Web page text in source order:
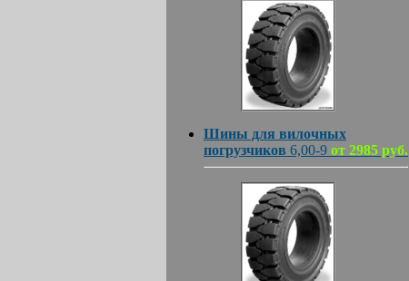
Шины для вилочных
погрузчиков 6,00-9 от 2985 руб.